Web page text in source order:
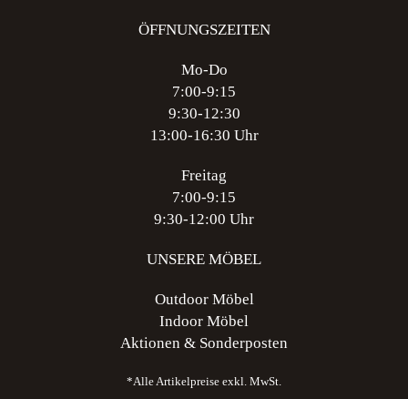
ÖFFNUNGSZEITEN
Mo-Do
7:00-9:15
9:30-12:30
13:00-16:30 Uhr
Freitag
7:00-9:15
9:30-12:00 Uhr
UNSERE MÖBEL
Outdoor Möbel
Indoor Möbel
Aktionen & Sonderposten
*Alle Artikelpreise exkl. MwSt.